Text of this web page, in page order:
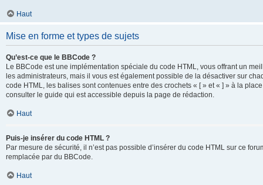
Haut
Mise en forme et types de sujets
Qu’est-ce que le BBCode ?
Le BBCode est une implémentation spéciale du code HTML, vous offrant un
les administrateurs, mais il vous est également possible de la désactiver sur
code HTML, les balises sont contenues entre des crochets « [ » et « ] » à la
consulter le guide qui est accessible depuis la page de rédaction.
Haut
Puis-je insérer du code HTML ?
Par mesure de sécurité, il n’est pas possible d’insérer du code HTML sur ce
remplacée par du BBCode.
Haut